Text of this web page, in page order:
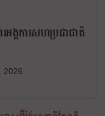
អង្គការសហប្រជាជាតិ​
2026